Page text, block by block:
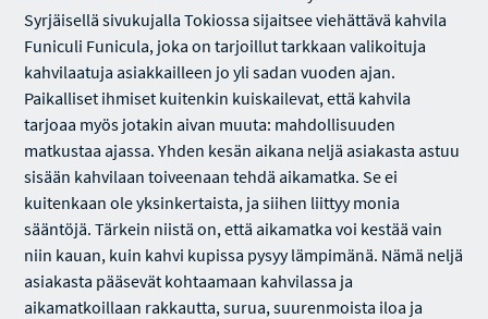
Syrjäisellä sivukujalla Tokiossa sijaitsee viehättävä kahvila
Funiculi Funicula, joka on tarjoillut tarkkaan valikoituja
kahvilaatuja asiakkailleen jo yli sadan vuoden ajan.
Paikalliset ihmiset kuitenkin kuiskailevat, että kahvila
tarjoaa myös jotakin aivan muuta: mahdollisuuden
matkustaa ajassa. Yhden kesän aikana neljä asiakasta astuu
sisään kahvilaan toiveenaan tehdä aikamatka. Se ei
kuitenkaan ole yksinkertaista, ja siihen liittyy monia
sääntöjä. Tärkein niistä on, että aikamatka voi kestää vain
niin kauan, kuin kahvi kupissa pysyy lämpimänä. Nämä neljä
asiakasta pääsevät kohtaamaan kahvilassa ja
aikamatkoillaan rakkautta, surua, suurenmoista iloa ja